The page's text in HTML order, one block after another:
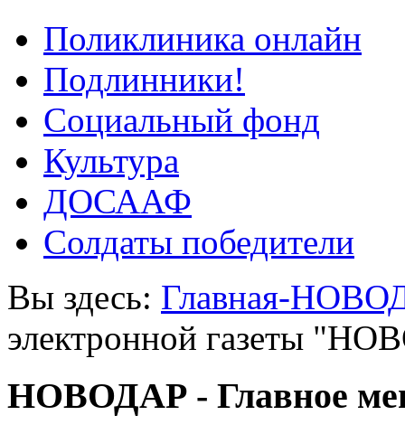
Поликлиника онлайн
Подлинники!
Социальный фонд
Культура
ДОСААФ
Солдаты победители
Вы здесь: Главная-
электронной газеты
НОВОДАР - Главное